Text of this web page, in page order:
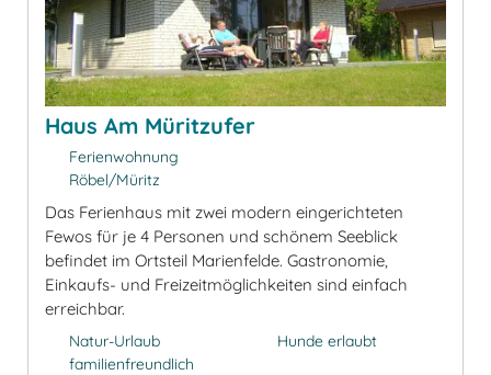
Haus Am Müritzufer
Ferienwohnung
Röbel/Müritz
Das Ferienhaus mit zwei modern eingerichteten
Fewos für je 4 Personen und schönem Seeblick
befindet im Ortsteil Marienfelde. Gastronomie,
Einkaufs- und Freizeitmöglichkeiten sind einfach
erreichbar.
Natur-Urlaub
familienfreundlich
Hunde erlaubt